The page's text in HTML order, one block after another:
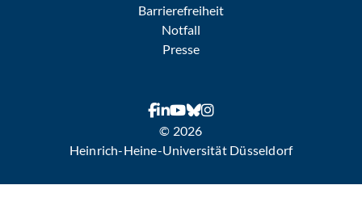
Barrierefreiheit
Notfall
Presse
© 2026
Heinrich-Heine-Universität Düsseldorf